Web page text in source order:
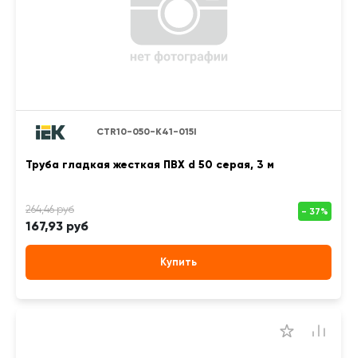
CTR10-050-K41-015I
Труба гладкая жесткая ПВХ d 50 серая, 3 м
167,93 руб
Купить